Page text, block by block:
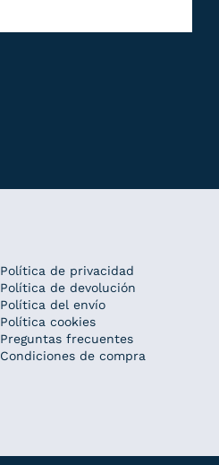
Política de privacidad
Política de devolución
Política del envío
Política cookies
Preguntas frecuentes
Condiciones de compra